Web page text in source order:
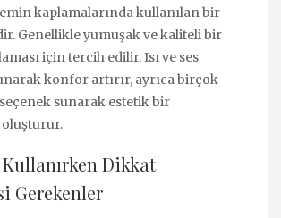
kaplamalarında kullanılan bir
Genellikle yumuşak ve kaliteli bir
için tercih edilir. Isı ve ses
konfor artırır, ayrıca birçok
sunarak estetik bir
Dikkat
Gerekenler